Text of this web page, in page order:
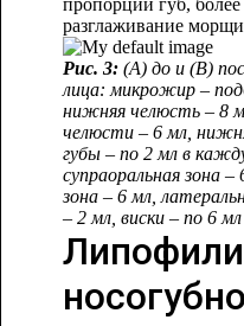
пропорций губ, более
разглаживание
Рис. 3:(А) до и (В)
лица: микрожир –
нижняя челюсть – 8
челюсти – 6 мл,
губы – по 2 мл в
супраоральная зона –
зона – 6 мл,
– 2 мл, виски – по 6